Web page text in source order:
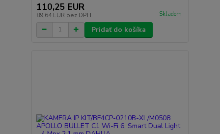
110,25 EUR
89,64 EUR bez DPH Skladom
Pridať do košíka